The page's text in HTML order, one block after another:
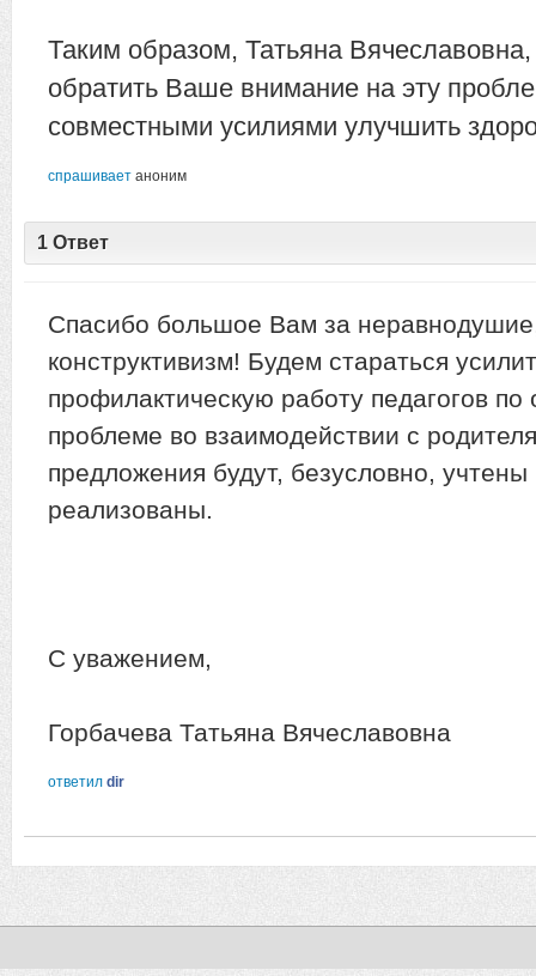
Таким образом, Татьяна
обратить Ваше внимание на эту
совместными усилиями улучшить
спрашивает аноним
1 Ответ
Спасибо большое Вам за
конструктивизм! Будем стараться
профилактическую работу педагогов
проблеме во взаимодействии с
предложения будут, безусловно,
реализованы.
С уважением,
Горбачева Татьяна Вячеславовна
ответил dir